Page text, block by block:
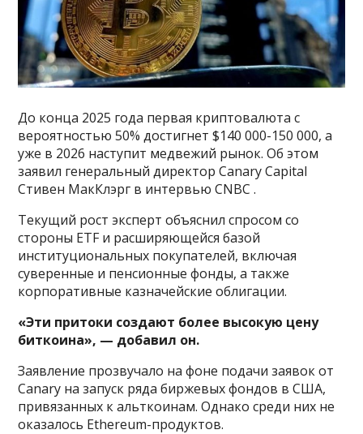
До конца 2025 года первая криптовалюта с
вероятностью 50% достигнет $140 000-150 000, а
уже в 2026 наступит медвежий рынок. Об этом
заявил генеральный директор Canary Capital
Стивен МакКлэрг в интервью CNBC .
Текущий рост эксперт объяснил спросом со
стороны ETF и расширяющейся базой
институциональных покупателей, включая
суверенные и пенсионные фонды, а также
корпоративные казначейские облигации.
«Эти притоки создают более высокую цену
биткоина», — добавил он.
Заявление прозвучало на фоне подачи заявок от
Canary на запуск ряда биржевых фондов в США,
привязанных к альткоинам. Однако среди них не
оказалось Ethereum-продуктов.